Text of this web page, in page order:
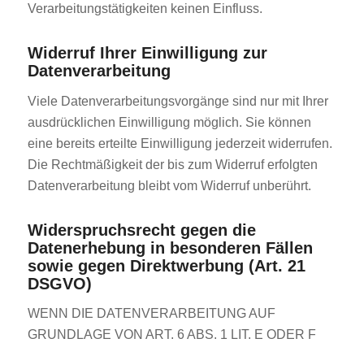
Verarbeitungstätigkeiten keinen Einfluss.
Widerruf Ihrer Einwilligung zur
Datenverarbeitung
Viele Datenverarbeitungsvorgänge sind nur mit Ihrer
ausdrücklichen Einwilligung möglich. Sie können
eine bereits erteilte Einwilligung jederzeit widerrufen.
Die Rechtmäßigkeit der bis zum Widerruf erfolgten
Datenverarbeitung bleibt vom Widerruf unberührt.
Widerspruchsrecht gegen die
Datenerhebung in besonderen Fällen
sowie gegen Direktwerbung (Art. 21
DSGVO)
WENN DIE DATENVERARBEITUNG AUF
GRUNDLAGE VON ART. 6 ABS. 1 LIT. E ODER F